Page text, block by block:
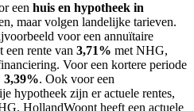
een huis en hypotheek in
maar volgen landelijke tarieven.
voor een annuïtaire
een rente van 3,71% met NHG,
Voor een kortere periode
3,39%. Ook voor een
hypotheek zijn er actuele rentes,
HollandWoont heeft een actuele